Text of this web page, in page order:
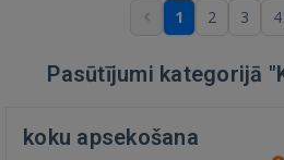
1 2 3 4
Pasūtījumi kategorijā
koku apsekošana